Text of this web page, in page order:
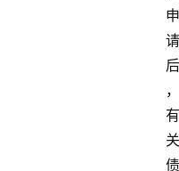
申
请
后
，
有
关
债